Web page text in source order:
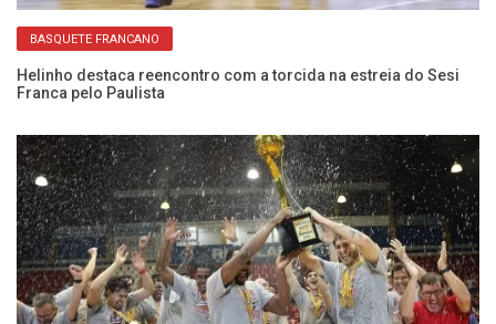
BASQUETE FRANCANO
Helinho destaca reencontro com a torcida na estreia do Sesi
Franca pelo Paulista